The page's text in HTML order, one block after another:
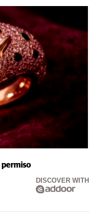
permiso
DISCOVER WITH